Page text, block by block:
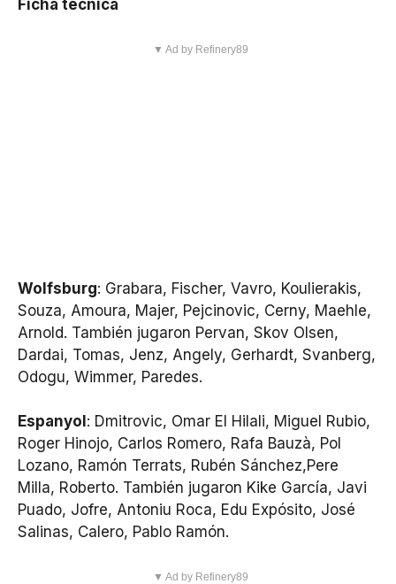
Ficha técnica
▼ Ad by Refinery89
Wolfsburg: Grabara, Fischer, Vavro, Koulierakis,
Souza, Amoura, Majer, Pejcinovic, Cerny, Maehle,
Arnold. También jugaron Pervan, Skov Olsen,
Dardai, Tomas, Jenz, Angely, Gerhardt, Svanberg,
Odogu, Wimmer, Paredes.
Espanyol : Dmitrovic, Omar El Hilali, Miguel Rubio,
Roger Hinojo, Carlos Romero, Rafa Bauzà, Pol
Lozano, Ramón Terrats, Rubén Sánchez,Pere
Milla, Roberto. También jugaron Kike García, Javi
Puado, Jofre, Antoniu Roca, Edu Expósito, José
Salinas, Calero, Pablo Ramón.
▼ Ad by Refinery89